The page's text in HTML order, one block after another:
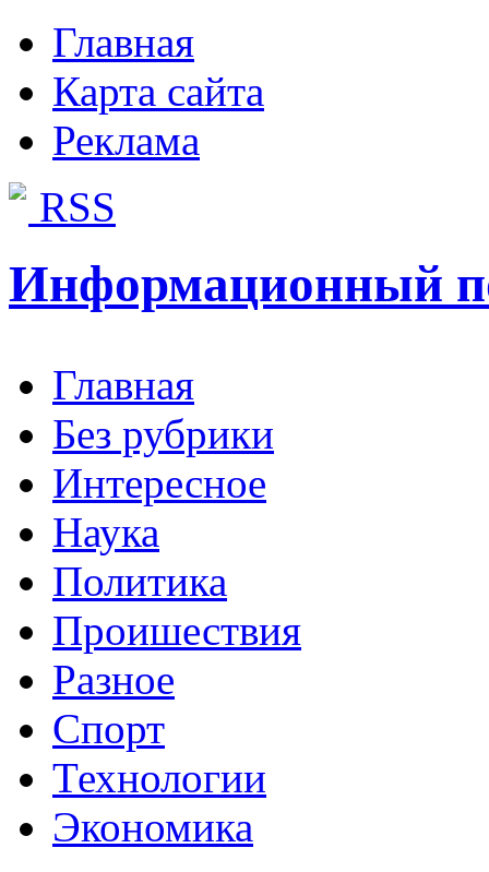
Главная
Карта сайта
Реклама
RSS
Информационный
Главная
Без рубрики
Интересное
Наука
Политика
Проишествия
Разное
Спорт
Технологии
Экономика